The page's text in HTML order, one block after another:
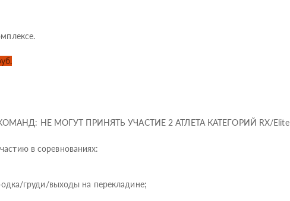
НЕ МОГУТ ПРИНЯТЬ УЧАСТИЕ 2 АТЛЕТА КАТЕГОРИЙ RX/Elite
в соревнованиях:
груди/выходы на перекладине;